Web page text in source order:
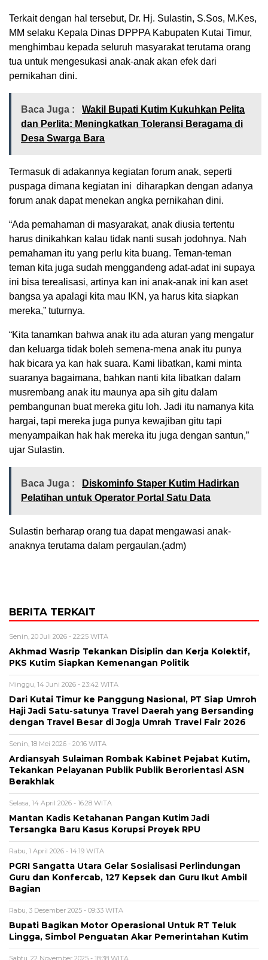
Terkait dengan hal tersebut, Dr. Hj. Sulastin, S.Sos, M.Kes,
MM selaku Kepala Dinas DPPPA Kabupaten Kutai Timur,
menghimbau kepada seluruh masyarakat terutama orang
tua untuk mengesukasi anak-anak akan efek dari
pernikahan dini.
Baca Juga :
Wakil Bupati Kutim Kukuhkan Pelita
dan Perlita: Meningkatkan Toleransi Beragama di
Desa Swarga Bara
Termasuk di adakannya kegiatan forum anak, seperti
puspaga dimana kegiatan ini diharapkan dengan adanya
forum anak dapat menekan angka pernikahan dini.
“Ada pemahaman di masyarakat, anak diusia tertentu
harus dinikahkan kalau tidak nanti susah jodohnya. Nah
pemahaman itu yang perlu kita buang. Teman-teman
teman kita juga sudah menggandeng adat-adat ini supaya
ini bisa terealisasi, artinya kan ini anak-anak ini kan aset
bangsa ya apalagi kita mau IKN, ya harus kita siapkan
mereka,” tuturnya.
“Kita tanamkan bahwa anak itu ada aturan yang mengatur
dan keluarga tidak boleh semena-mena anak itu punya
hak bicara ya kan hak suara. Kami libatkan, kami minta
suaranya bagaimana, bahkan nanti kita libatkan dalam
musrembang anak itu maunya apa sih gitu dalam
pembangunan buat mereka gitu loh. Jadi itu namanya kita
hargai, tapi mereka juga punya kewajiban gitu tapi
menyampaikan hak hak mereka itu juga dengan santun,”
ujar Sulastin.
Baca Juga :
Diskominfo Staper Kutim Hadirkan
Pelatihan untuk Operator Portal Satu Data
Sulastin berharap orang tua dapat mengawasi anak-
anaknya terutama dalam pergaulan.(adm)
BERITA TERKAIT
Senin, 20 Juli 2026 - 22:25 WITA
Akhmad Wasrip Tekankan Disiplin dan Kerja Kolektif,
PKS Kutim Siapkan Kemenangan Politik
Minggu, 14 Juni 2026 - 23:42 WITA
Dari Kutai Timur ke Panggung Nasional, PT Siap Umroh
Haji Jadi Satu-satunya Travel Daerah yang Bersanding
dengan Travel Besar di Jogja Umrah Travel Fair 2026
Senin, 18 Mei 2026 - 20:16 WITA
Ardiansyah Sulaiman Rombak Kabinet Pejabat Kutim,
Tekankan Pelayanan Publik Publik Berorientasi ASN
Berakhlak
Selasa, 14 April 2026 - 16:28 WITA
Mantan Kadis Ketahanan Pangan Kutim Jadi
Tersangka Baru Kasus Korupsi Proyek RPU
Rabu, 1 April 2026 - 14:19 WITA
PGRI Sangatta Utara Gelar Sosialisasi Perlindungan
Guru dan Konfercab, 127 Kepsek dan Guru Ikut Ambil
Bagian
Rabu, 3 Desember 2025 - 09:33 WITA
Bupati Bagikan Motor Operasional Untuk RT Teluk
Lingga, Simbol Penguatan Akar Pemerintahan Kutim
Sabtu, 22 November 2025 - 18:38 WITA